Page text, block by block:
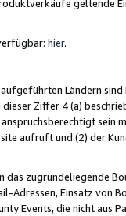
geltende
hier.
aufgeführten Ländern
dieser Ziffer 4 (a)
sein
aufruft und (2) der
zugrundeliegende
Adressen, Einsatz von
Events, die nicht